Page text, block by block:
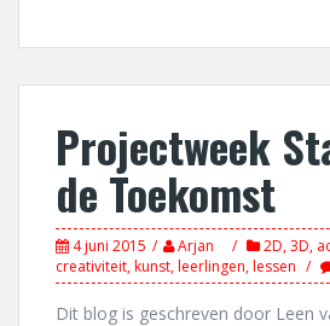
Projectweek
de Toekomst
4 juni 2015 Arjan 2D,3D,
creativiteit,kunst,leerlingen,lessen
Dit blog is geschreven door Leen